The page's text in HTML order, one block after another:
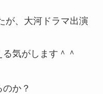
が、大河ドラマ出演
気がします＾＾
か？